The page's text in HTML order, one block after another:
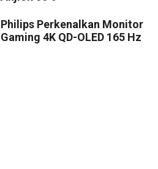
Philips Perkenalkan Monitor
Gaming 4K QD-OLED 165 Hz